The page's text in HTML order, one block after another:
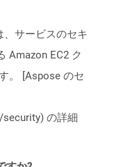
、サービスのセキ
Amazon EC2 ク
。 [Aspose のセ
の詳細